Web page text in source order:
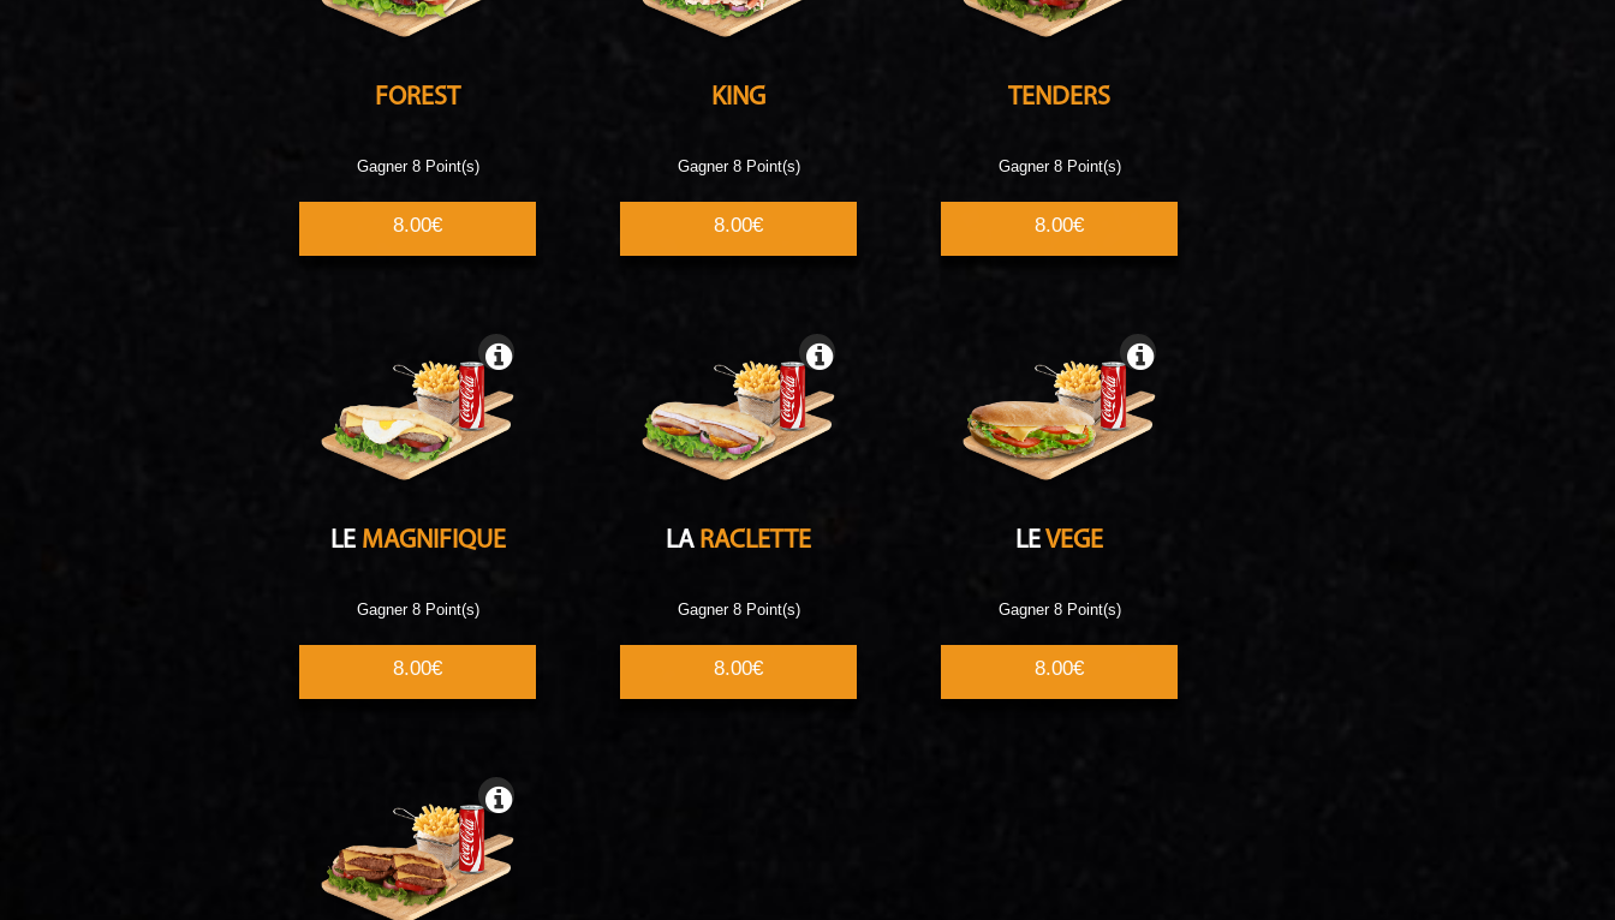
FOREST
Gagner 8 Point(s)
8.00€
KING
Gagner 8 Point(s)
8.00€
TENDERS
Gagner 8 Point(s)
8.00€
LEMAGNIFIQUE
Gagner 8 Point(s)
8.00€
LARACLETTE
Gagner 8 Point(s)
8.00€
LEVEGE
Gagner 8 Point(s)
8.00€